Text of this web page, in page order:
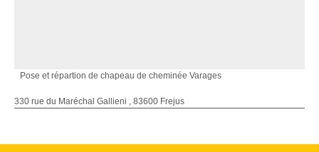
Pose et répartion de chapeau de cheminée Varages
330 rue du Maréchal Gallieni , 83600 Frejus